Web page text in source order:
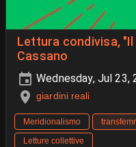
Lettura condivisa,
Cassano
Wednesday, Jul 23,
giardini reali
Meridionalismo
Letture collettive